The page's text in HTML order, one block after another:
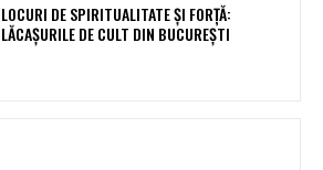
LOCURI DE SPIRITUALITATE ȘI FORȚĂ:
LĂCAȘURILE DE CULT DIN BUCUREȘTI